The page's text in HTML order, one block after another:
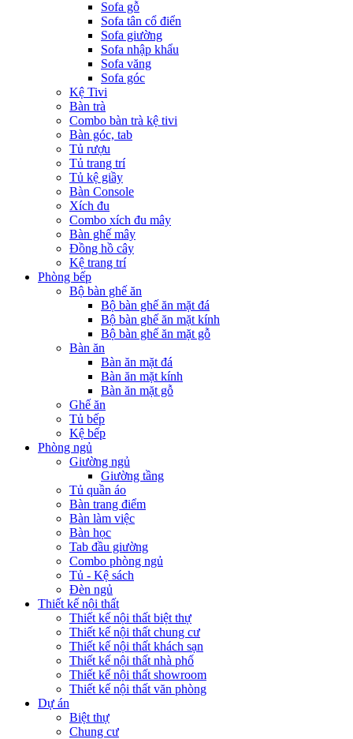
Sofa gỗ
Sofa tân cổ điển
Sofa giường
Sofa nhập khẩu
Sofa văng
Sofa góc
Kệ Tivi
Bàn trà
Combo bàn trà kệ tivi
Bàn góc, tab
Tủ rượu
Tủ trang trí
Tủ kệ giầy
Bàn Console
Xích đu
Combo xích đu mây
Bàn ghế mây
Đồng hồ cây
Kệ trang trí
Phòng bếp
Bộ bàn ghế ăn
Bộ bàn ghế ăn mặt đá
Bộ bàn ghế ăn mặt kính
Bộ bàn ghế ăn mặt gỗ
Bàn ăn
Bàn ăn mặt đá
Bàn ăn mặt kính
Bàn ăn mặt gỗ
Ghế ăn
Tủ bếp
Kệ bếp
Phòng ngủ
Giường ngủ
Giường tầng
Tủ quần áo
Bàn trang điểm
Bàn làm việc
Bàn học
Tab đầu giường
Combo phòng ngủ
Tủ - Kệ sách
Đèn ngủ
Thiết kế nội thất
Thiết kế nội thất biệt thự
Thiết kế nội thất chung cư
Thiết kế nội thất khách sạn
Thiết kế nội thất nhà phố
Thiết kế nội thất showroom
Thiết kế nội thất văn phòng
Dự án
Biệt thự
Chung cư